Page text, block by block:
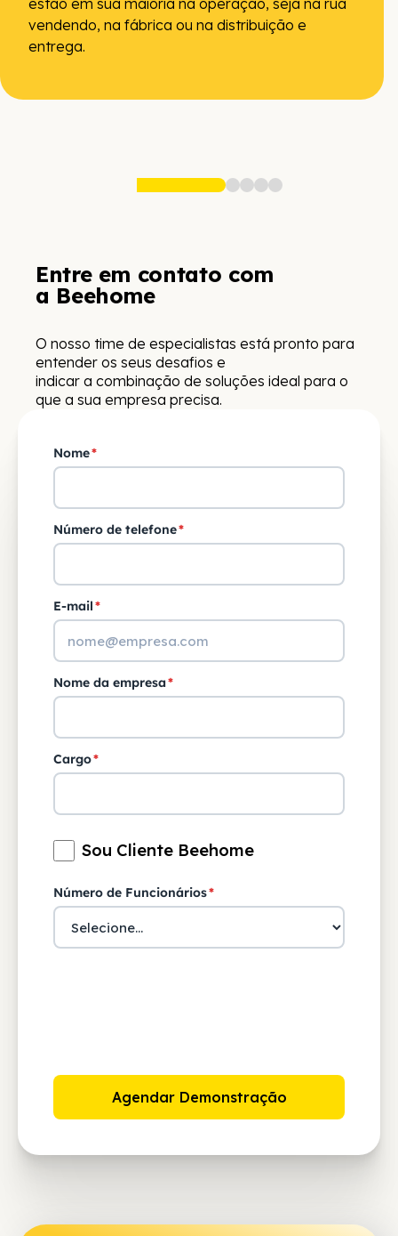
vendendo, na fábrica ou na distribuição e
entrega.
Entre em contato com
a Beehome
O nosso time de especialistas está pronto para
entender os seus desafios e
indicar a combinação de soluções ideal para o
que a sua empresa precisa.
Nome*
Número de telefone*
E-mail*
Nome da empresa*
Cargo*
Sou Cliente Beehome
Número de Funcionários*